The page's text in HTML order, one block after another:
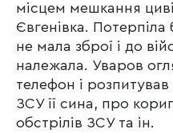
місцем мешкання
Євгенівка. Потерпіла
не мала зброї і до
належала. Уваров
телефон і
ЗСУ її сина, про
обстрілів ЗСУ та ін.